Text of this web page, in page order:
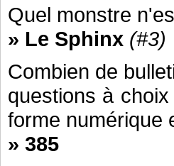
Quel monstre
» Le Sphinx (#3)
Combien de
questions à
forme numérique
» 385